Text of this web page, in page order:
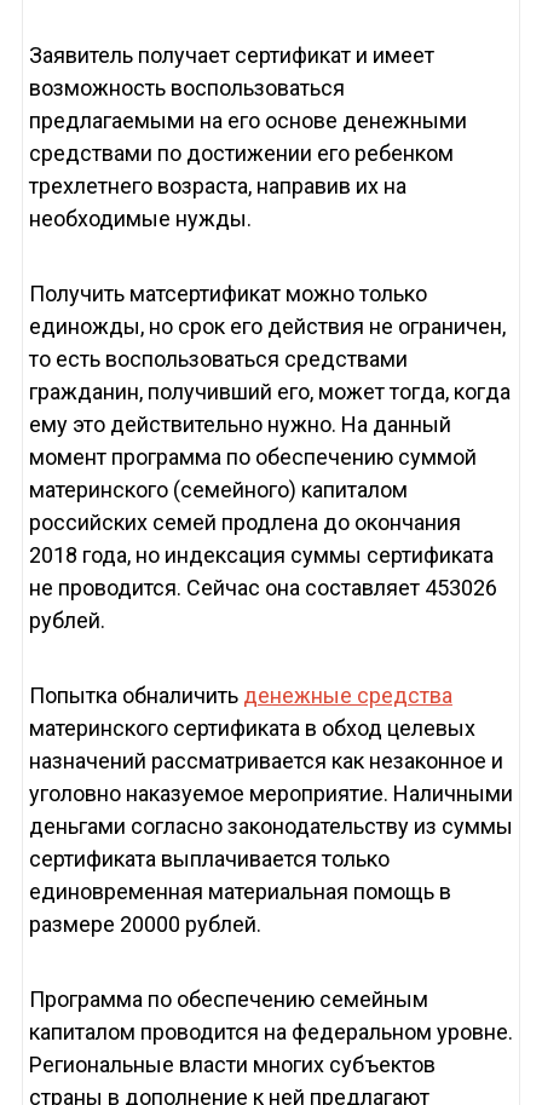
Заявитель получает сертификат и имеет
возможность воспользоваться
предлагаемыми на его основе денежными
средствами по достижении его ребенком
трехлетнего возраста, направив их на
необходимые нужды.
Получить матсертификат можно только
единожды, но срок его действия не ограничен,
то есть воспользоваться средствами
гражданин, получивший его, может тогда, когда
ему это действительно нужно. На данный
момент программа по обеспечению суммой
материнского (семейного) капиталом
российских семей продлена до окончания
2018 года, но индексация суммы сертификата
не проводится. Сейчас она составляет 453026
рублей.
Попытка обналичить денежные средства
материнского сертификата в обход целевых
назначений рассматривается как незаконное и
уголовно наказуемое мероприятие. Наличными
деньгами согласно законодательству из суммы
сертификата выплачивается только
единовременная материальная помощь в
размере 20000 рублей.
Программа по обеспечению семейным
капиталом проводится на федеральном уровне.
Региональные власти многих субъектов
страны в дополнение к ней предлагают